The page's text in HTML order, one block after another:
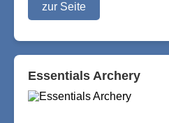
zur Seite
Essentials Archery